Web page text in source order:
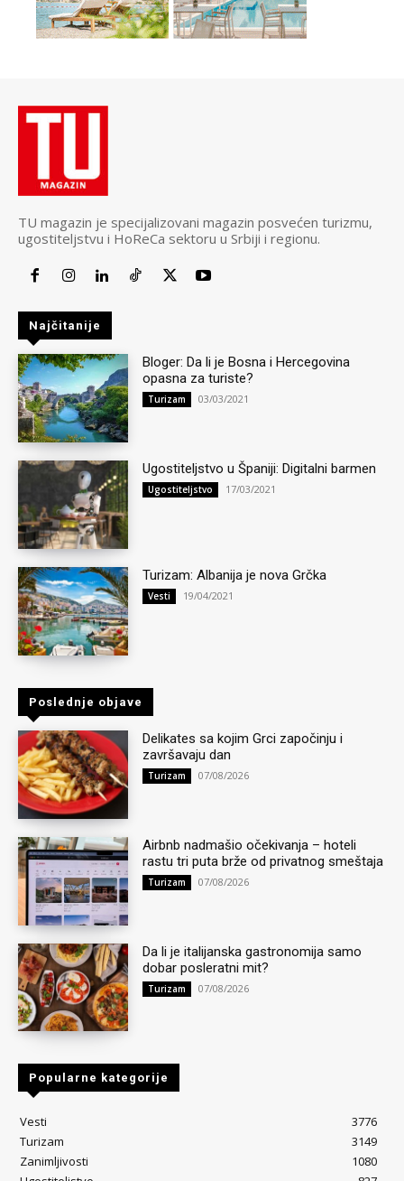
TU magazin je specijalizovani magazin posvećen turizmu,
ugostiteljstvu i HoReCa sektoru u Srbiji i regionu.
Najčitanije
Bloger: Da li je Bosna i Hercegovina
opasna za turiste?
Turizam 03/03/2021
Ugostiteljstvo u Španiji: Digitalni barmen
Ugostiteljstvo 17/03/2021
Turizam: Albanija je nova Grčka
Vesti 19/04/2021
Poslednje objave
Delikates sa kojim Grci započinju i
završavaju dan
Turizam 07/08/2026
Airbnb nadmašio očekivanja – hoteli
rastu tri puta brže od privatnog smeštaja
Turizam 07/08/2026
Da li je italijanska gastronomija samo
dobar posleratni mit?
Turizam 07/08/2026
Popularne kategorije
Vesti
3776
Turizam
3149
Zanimljivosti
1080